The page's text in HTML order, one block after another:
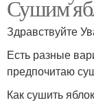
Сушим
Есть разные
предпочитаю
Как сушить